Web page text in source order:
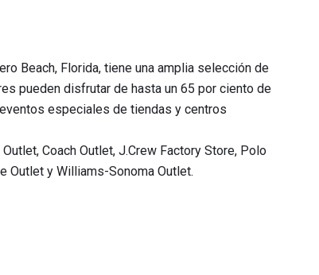
Beach, Florida, tiene una amplia selección de
pueden disfrutar de hasta un 65 por ciento de
especiales de tiendas y centros
Coach Outlet, J.Crew Factory Store, Polo
Outlet y Williams-Sonoma Outlet.